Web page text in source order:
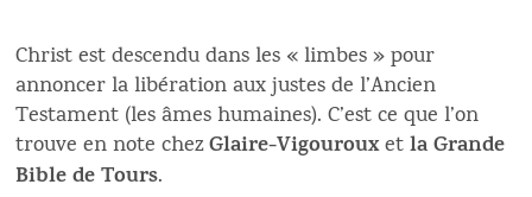
Christ est descendu dans les « limbes » pour
annoncer la libération aux justes de l’Ancien
Testament (les âmes humaines). C’est ce que l’on
trouve en note chezGlaire-Vigourouxetla Grande
Bible de Tours.